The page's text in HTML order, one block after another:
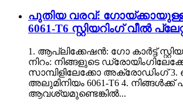
പുതിയ വരവ്:
6061-T6 സ്റ്റിയറിംഗ് വീൽ
1. ആപ്ലിക്കേഷൻ: ഗോ കാർട്ട്
നിറം: നിങ്ങളുടെ
സാമ്പിളിലേക്കോ അക്രോഡിംഗ് 3.
അലുമിനിയം 6061-T6 4. നിങ്ങൾക്ക്
ആവശ്യമുണ്ടെങ്കിൽ...